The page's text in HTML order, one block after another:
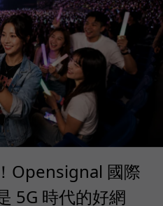
Opensignal 國際
5G 時代的好網